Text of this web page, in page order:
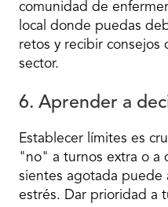
comunidad de
local donde puedas
retos y recibir consejos
sector.
6. Aprender a
Establecer límites es
"no" a turnos extra o a
sientes agotada puede
estrés. Dar prioridad a